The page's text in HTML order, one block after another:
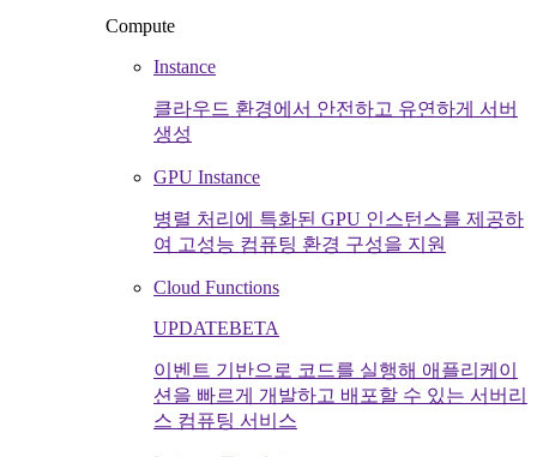
Compute
Instance
클라우드 환경에서 안전하고 유연하게 서버
생성
GPU Instance
병렬 처리에 특화된 GPU 인스턴스를 제공하
여 고성능 컴퓨팅 환경 구성을 지원
Cloud Functions
UPDATEBETA
이벤트 기반으로 코드를 실행해 애플리케이
션을 빠르게 개발하고 배포할 수 있는 서버리
스 컴퓨팅 서비스